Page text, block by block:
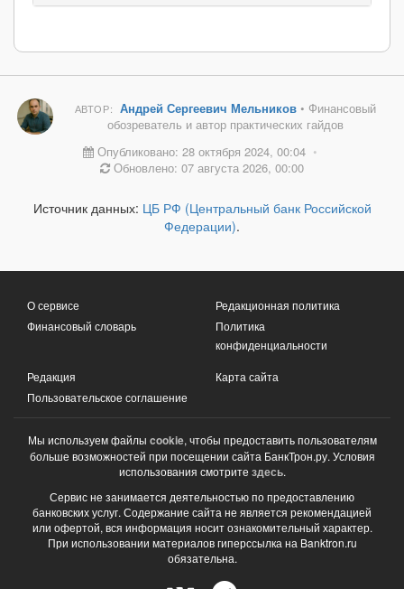
АВТОР: Андрей Сергеевич Мельников• Финансовый
обозреватель и автор практических гайдов
Опубликовано: 28 октября 2024, 00:04 •
Обновлено: 07 августа 2026, 00:00
Источник данных: ЦБ РФ (Центральный банк Российской
Федерации).
О сервисе
Финансовый словарь
Редакционная политика
Политика
конфиденциальности
Редакция
Пользовательское соглашение
Карта сайта
Мы используем файлы cookie, чтобы предоставить пользователям
больше возможностей при посещении сайта БанкТрон.ру. Условия
использования смотрите здесь.
Сервис не занимается деятельностью по предоставлению
банковских услуг. Содержание сайта не является рекомендацией
или офертой, вся информация носит ознакомительный характер.
При использовании материалов гиперссылка на Banktron.ru
обязательна.